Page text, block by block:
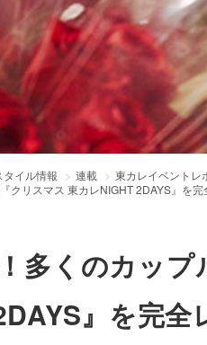
イル情報 連載
東カレイベントレ
リスマス 東カレNIGHT 2DAYS』を完
多くのカッ
』を完全